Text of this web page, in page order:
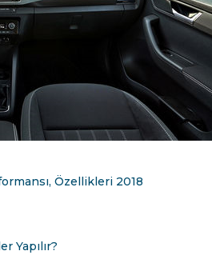
Özellikleri 2018
Yapılır?